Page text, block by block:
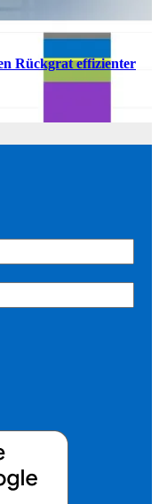
Rückgrat effizienter